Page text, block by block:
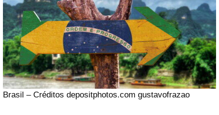
Brasil – Créditos depositphotos.com gustavofrazao